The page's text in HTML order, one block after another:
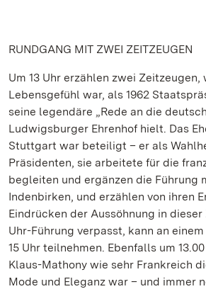
RUNDGANG MIT ZWEI ZEITZEUGEN
Um 13 Uhr erzählen zwei Zeitzeugen,
Lebensgefühl war, als 1962
seine legendäre „Rede an die
Ludwigsburger Ehrenhof hielt. Das
Stuttgart war beteiligt – er als
Präsidenten, sie arbeitete für die
begleiten und ergänzen die Führung
Indenbirken, und erzählen von ihren
Eindrücken der Aussöhnung in dieser
Uhr-Führung verpasst, kann an
15 Uhr teilnehmen. Ebenfalls um
Klaus-Mathony wie sehr Frankreich
Mode und Eleganz war – und immer